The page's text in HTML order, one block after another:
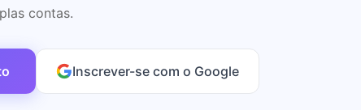
contas.
Inscrever-se com o Google